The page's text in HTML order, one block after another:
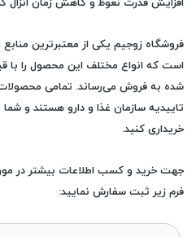
افزایش قدرت نعوظ و کاهش زمان انزال
فروشگاه زوجیم یکی از معتبرترین منابع
است که انواع مختلف این محصول را
شده به فروش می‌رساند. تمامی محصولات
تاییدیه سازمان غذا و دارو هستند و شما
خریداری کنید.
جهت خرید و کسب اطلاعات بیشتر در
فرم زیر ثبت سفارش نمایید: